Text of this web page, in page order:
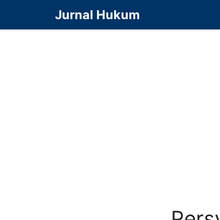
isi
Jurnal Hukum